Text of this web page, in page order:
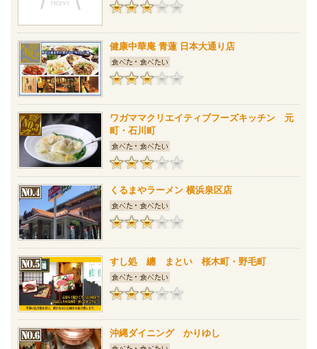
健康中華庵 青蓮 日本大通り店
ワガママクリエイティブフーズキッチン 元
町・石川町
くるまやラーメン 横浜泉区店
すし処 纏 まとい 桜木町・野毛町
沖縄ダイニング かりゆし